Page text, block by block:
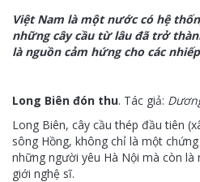
Việt Nam là một nước có hệ
những cây cầu từ lâu đã trở
là nguồn cảm hứng cho các
Long Biên đón thu. Tác giả:
Long Biên, cây cầu thép đầu tiên
sông Hồng, không chỉ là một
những người yêu Hà Nội mà còn
giới nghệ sĩ.